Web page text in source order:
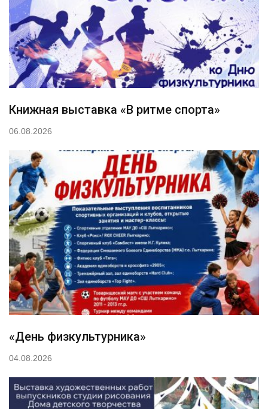
Книжная выставка «В ритме спорта»
06.08.2026
«День физкультурника»
04.08.2026